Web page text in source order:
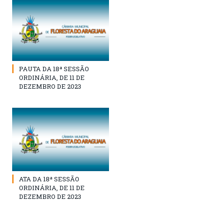
PAUTA DA 18ª SESSÃO
ORDINÁRIA, DE 11 DE
DEZEMBRO DE 2023
ATA DA 18ª SESSÃO
ORDINÁRIA, DE 11 DE
DEZEMBRO DE 2023